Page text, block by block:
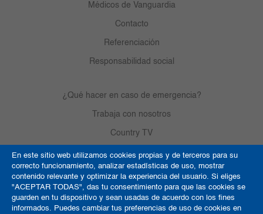
En este sitio web utilizamos cookies propias y de terceros para su
correcto funcionamiento, analizar estadísticas de uso, mostrar
contenido relevante y optimizar la experiencia del usuario. Si eliges
"ACEPTAR TODAS", das tu consentimiento para que las cookies se
guarden en tu dispositivo y sean usadas de acuerdo con los fines
informados. Puedes cambiar tus preferencias de uso de cookies en
Médicos de Vanguardia
Contacto
Referenciación
Responsabilidad social
¿Qué hacer en caso de emergencia?
Trabaja con nosotros
Country TV
Política de Cookies
Términos y condiciones
Derechos de autor